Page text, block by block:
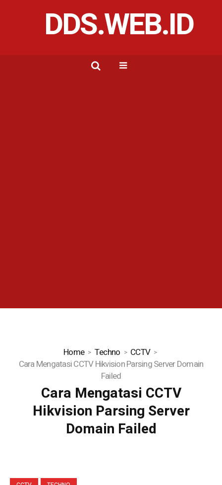
DDS.WEB.ID
Home Techno
CCTV
Cara Mengatasi CCTV Hikvision Parsing Server Domain
Failed
Cara Mengatasi CCTV
Hikvision Parsing Server
Domain Failed